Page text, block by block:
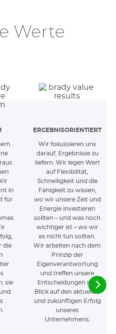
Werte
in
für
die
sie
ERGEBNISORIENTIERT
Wir fokussieren uns
darauf, Ergebnisse zu
liefern. Wir legen Wert
auf Flexibilität,
Schnelligkeit und die
Fähigkeit zu wissen,
wo wir unsere Zeit und
Energie investieren
sollten – und was noch
wichtiger ist – wo wir
es nicht tun sollten.
Wir arbeiten nach dem
Prinzip der
Eigenverantwortung
und treffen unsere
Entscheidungen mit
Blick auf den aktuellen
und zukünftigen Erfolg
unseres
Unternehmens.